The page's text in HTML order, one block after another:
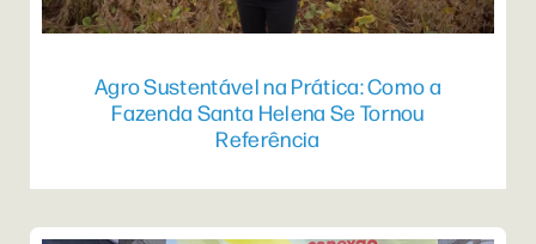
Agro Sustentável na Prática: Como a
Fazenda Santa Helena Se Tornou
Referência